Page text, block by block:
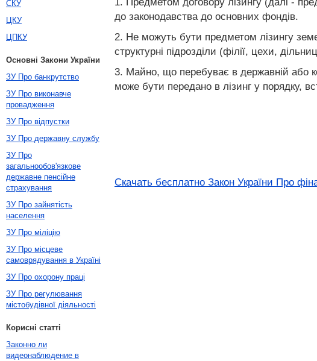
до законодавства до основних фондів.
2. Не можуть бути предметом лізингу
структурні підрозділи (філії, цехи,
3. Майно, що перебуває в державній або
може бути передано в лізинг у порядку,
Скачать бесплатно Закон України Про
СКУ
ЦКУ
ЦПКУ
Основні Закони України
ЗУ Про банкрутство
ЗУ Про виконавче
провадження
ЗУ Про відпустки
ЗУ Про державну службу
ЗУ Про
загальнообов'язкове
державне пенсійне
страхування
ЗУ Про зайнятість
населення
ЗУ Про міліцію
ЗУ Про місцеве
самоврядування в Україні
ЗУ Про охорону праці
ЗУ Про регулювання
містобудівної діяльності
Корисні статті
Законно ли
видеонаблюдение в